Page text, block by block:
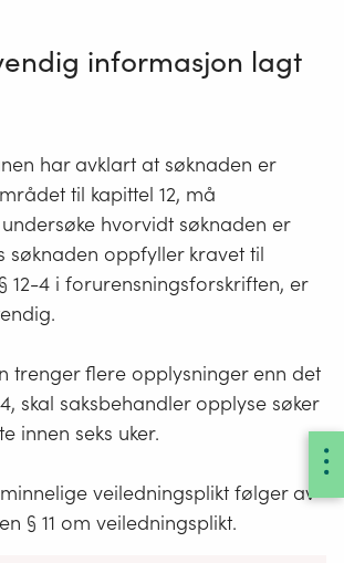
som har eget renseanlegg
for 5 pe. Dette gjelder opp til
husgrupper beregnes det 2,5
beregne antall pe, må man ta
i maksimum antall personer i
mål på dette.
følgende for
hus og hytter med innlagt vann og
informasjon lagt
har avklart at søknaden er
til kapittel 12, må
hvorvidt søknaden er
søknaden oppfyller kravet til
12-4 i forurensningsforskriften, er
trenger flere opplysninger enn det
skal saksbehandler opplyse søker
innen seks uker.
veiledningsplikt følger av
§ 11 om veiledningsplikt.